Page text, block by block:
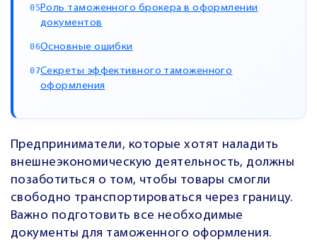
Роль таможенного брокера в оформлении
документов
Основные ошибки
Секреты эффективного таможенного
оформления
Предприниматели, которые хотят наладить
внешнеэкономическую деятельность, должны
позаботиться о том, чтобы товары смогли
свободно транспортироваться через границу.
Важно подготовить все необходимые
документы для таможенного оформления.